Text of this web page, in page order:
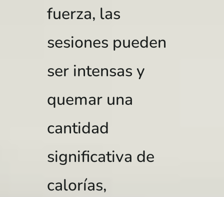
fuerza, las
sesiones pueden
ser intensas y
quemar una
cantidad
significativa de
calorías,